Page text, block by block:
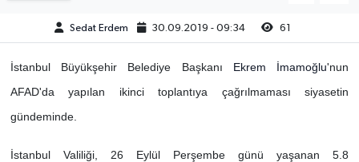
Sedat Erdem 30.09.2019 - 09:34 61
İstanbul Büyükşehir Belediye Başkanı Ekrem İmamoğlu'nun
AFAD'da yapılan ikinci toplantıya çağrılmaması siyasetin
gündeminde.
İstanbul Valiliği, 26 Eylül Perşembe günü yaşanan 5.8